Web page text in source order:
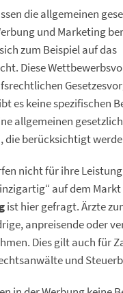
die allgemeinen
und Marketing
zum Beispiel auf das
Diese
es keine spezifischen
allgemeinen
die berücksichtigt
nicht für ihre
auf dem
ist hier gefragt. Ärzte
anpreisende oder
Dies gilt auch für
und